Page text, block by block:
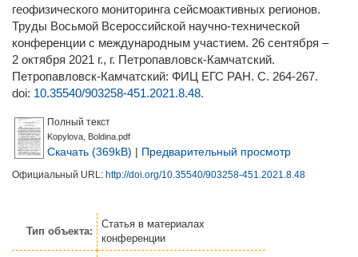
геофизического мониторинга сейсмоактивных регионов.
Труды Восьмой Всероссийской научно-технической
конференции с международным участием. 26 сентября –
2 октября 2021 г., г. Петропавловск-Камчатский.
Петропавловск-Камчатский: ФИЦ ЕГС РАН. С. 264-267.
doi: 10.35540/903258-451.2021.8.48.
Полный текст
Kopylova, Boldina.pdf
Скачать (369kB) | Предварительный просмотр
Официальный URL: http://doi.org/10.35540/903258-451.2021.8.48
Тип объекта:
Статья в материалах
конференции